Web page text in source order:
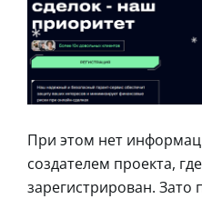
При этом нет
создателем проекта,
зарегистрирован.